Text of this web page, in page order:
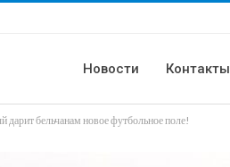
Новости Контакты
дарит бельчанам новое футбольное поле!